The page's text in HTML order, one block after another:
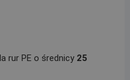
rur PE o średnicy 25